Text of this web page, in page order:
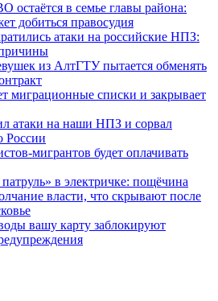
остаётся в семье главы района:
добиться правосудия
атаки на российские НПЗ:
из АлтГТУ пытается обменять
миграционные списки и закрывает
атаки на наши НПЗ и сорвал
России
мигрантов будет оплачивать
в электричке: пощёчина
власти, что скрывают после
вашу карту заблокируют